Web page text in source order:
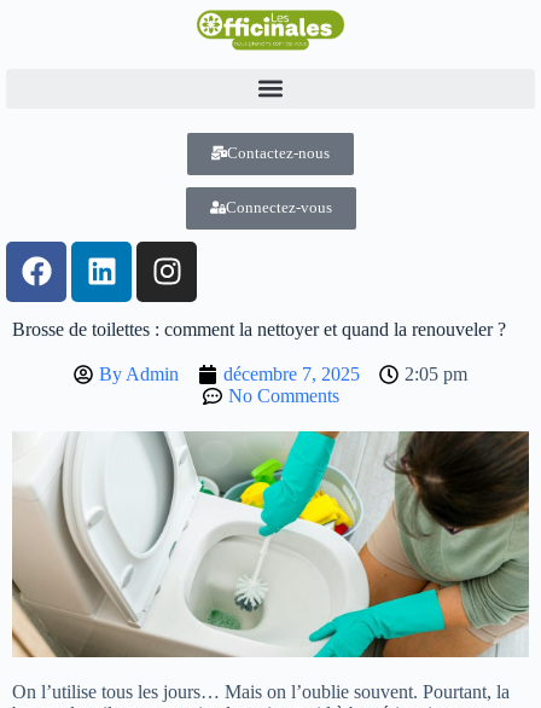
Contactez-nous
Connectez-vous
Brosse de toilettes : comment la nettoyer et quand la renouveler ?
By Admin décembre 7, 2025
2:05 pm
No Comments
On l’utilise tous les jours… Mais on l’oublie souvent. Pourtant, la